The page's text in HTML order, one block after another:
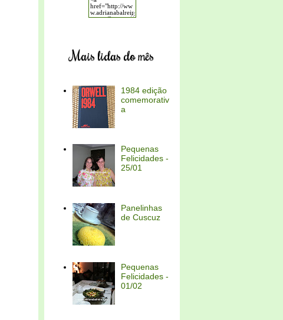
Mais lidas do mês
1984 edição
comemorativ
a
Pequenas
Felicidades -
25/01
Panelinhas
de Cuscuz
Pequenas
Felicidades -
01/02